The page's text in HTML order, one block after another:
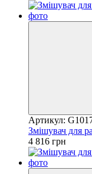
Артикул:
Змішувач для
4 816 грн